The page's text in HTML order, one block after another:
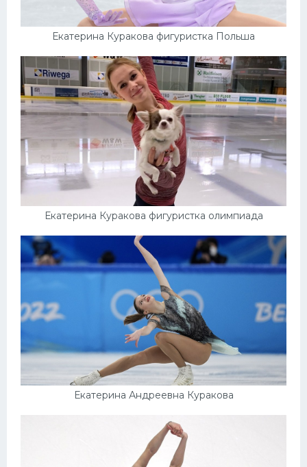
Екатерина Куракова фигуристка Польша
Екатерина Куракова фигуристка олимпиада
Екатерина Андреевна Куракова